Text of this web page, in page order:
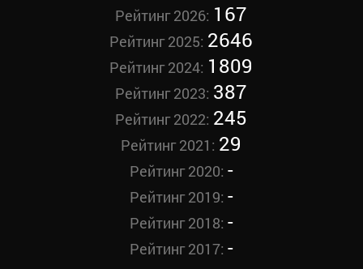
Рейтинг 2026: 167
Рейтинг 2025: 2646
Рейтинг 2024: 1809
Рейтинг 2023: 387
Рейтинг 2022: 245
Рейтинг 2021: 29
Рейтинг 2020: -
Рейтинг 2019: -
Рейтинг 2018: -
Рейтинг 2017: -